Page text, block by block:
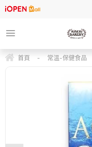
首頁 - 常溫-保健食品